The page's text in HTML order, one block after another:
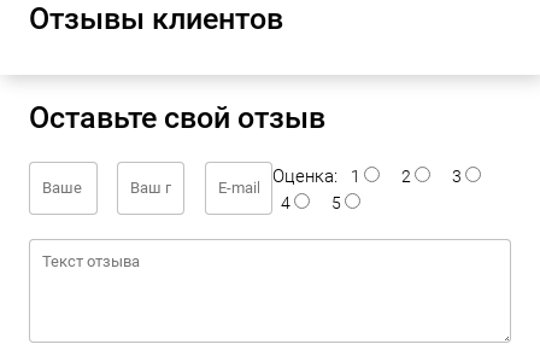
Отзывы клиентов
Оставьте свой отзыв
Оценка: 1 2
3
4
5